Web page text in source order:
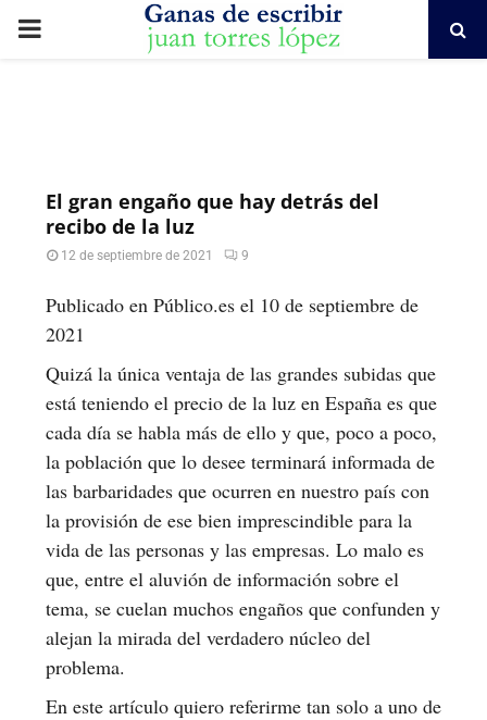
PRIMARY
El gran engaño que hay detrás del
recibo de la luz
12 de septiembre de 2021 9
Publicado en Público.es el 10 de septiembre de
2021
Quizá la única ventaja de las grandes subidas que
está teniendo el precio de la luz en España es que
cada día se habla más de ello y que, poco a poco,
la población que lo desee terminará informada de
las barbaridades que ocurren en nuestro país con
la provisión de ese bien imprescindible para la
vida de las personas y las empresas. Lo malo es
que, entre el aluvión de información sobre el
tema, se cuelan muchos engaños que confunden y
alejan la mirada del verdadero núcleo del
problema.
En este artículo quiero referirme tan solo a uno de